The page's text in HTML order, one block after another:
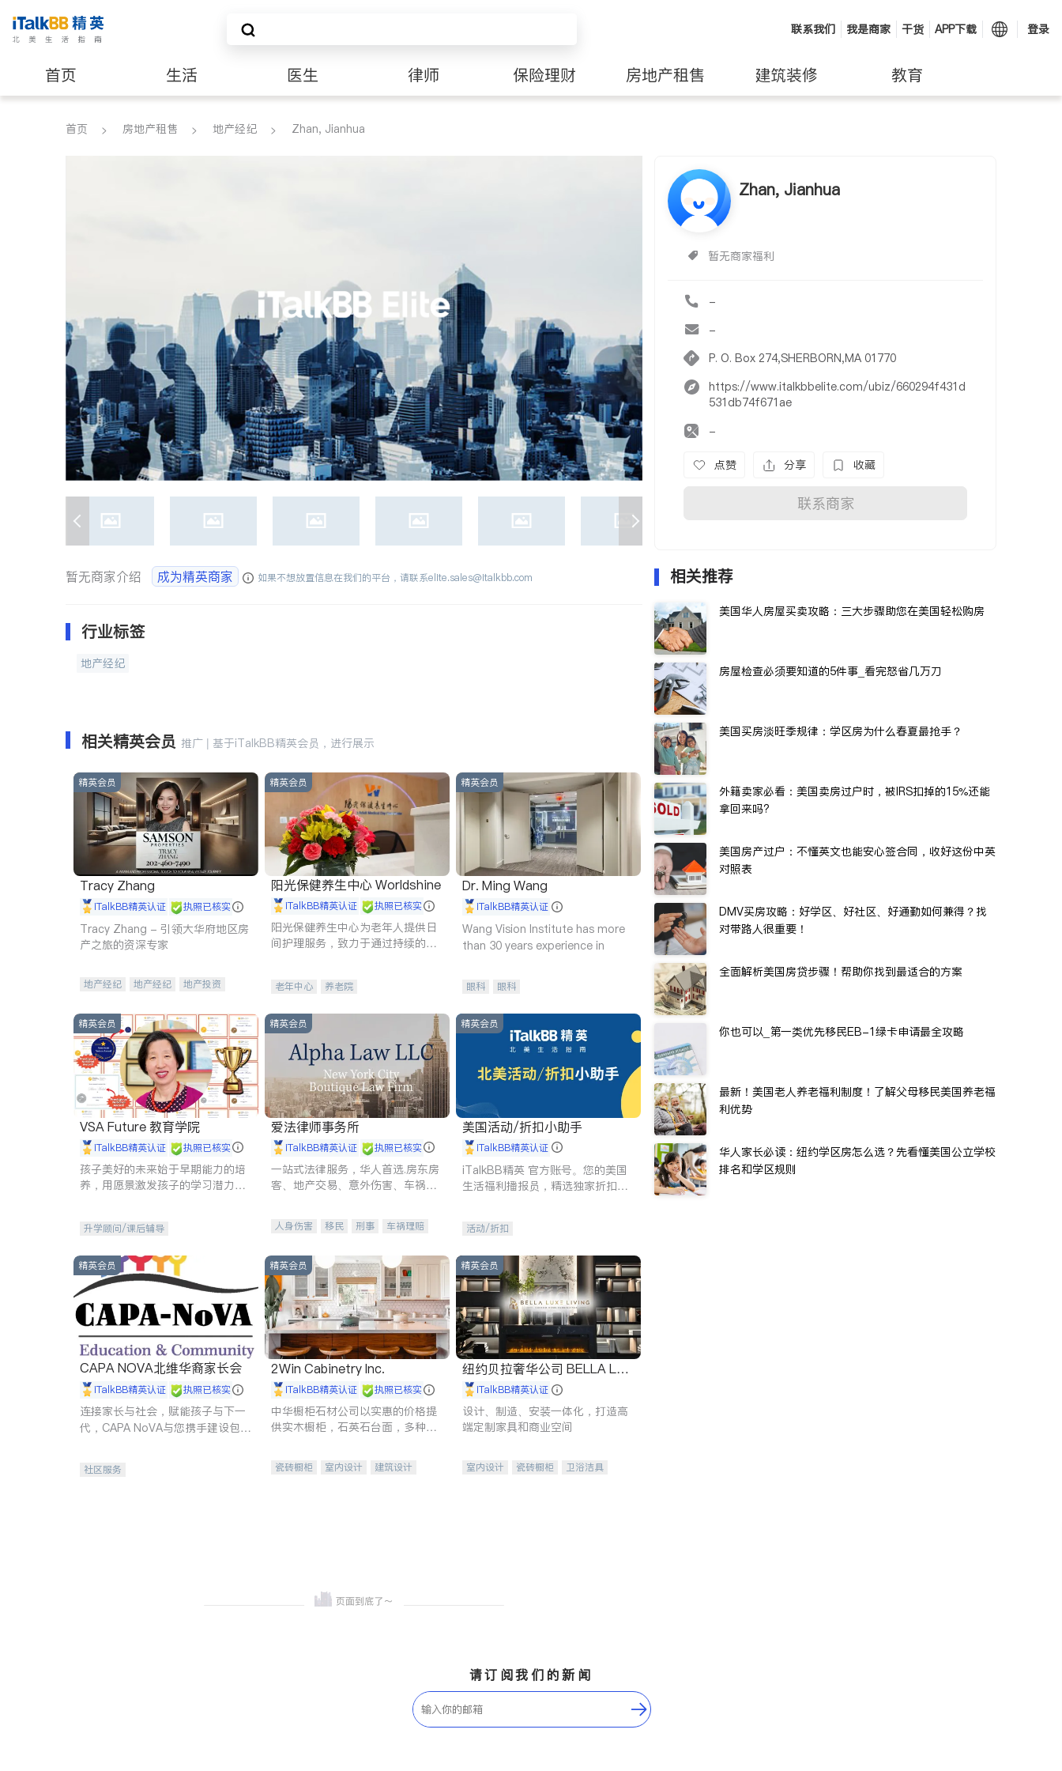
联系我们 我是商家 干货 APP下载 登录
首页 生活 医生 律师 保险理财 房地产租售 建筑装修 教育
养老 非盈利组织
首页 房地产租售 地产经纪 Zhan, Jianhua
Zhan, Jianhua
暂无商家福利
-
-
P. O. Box 274,SHERBORN,MA 01770
https://www.italkbbelite.com/ubiz/660294f431d
531db74f671ae
-
点赞 分享 收藏
联系商家
暂无商家介绍 成为精英商家 如果不想放置信息在我们的平台，请联系elite.sales@italkbb.com
行业标签
地产经纪
相关精英会员 推广 | 基于iTalkBB精英会员，进行展示
精英会员
Tracy Zhang
iTalkBB精英认证 执照已核实
Tracy Zhang - 引领大华府地区房
产之旅的资深专家
地产经纪 地产经纪
地产投资
精英会员
阳光保健养生中心 Worldshine
iTalkBB精英认证 执照已核实
阳光保健养生中心为老年人提供日
间护理服务，致力于通过持续的护
老年中心 养老院
精英会员
Dr. Ming Wang
iTalkBB精英认证
Wang Vision Institute has more
than 30 years experience in
眼科 眼科
精英会员
VSA Future 教育学院
iTalkBB精英认证 执照已核实
孩子美好的未来始于早期能力的培
养，用愿景激发孩子的学习潜力和
升学顾问/课后辅导
精英会员
爱法律师事务所
iTalkBB精英认证 执照已核实
一站式法律服务，华人首选.房东房
客、地产交易、意外伤害、车祸重
人身伤害 移民 刑事
车祸理赔
商标注册
索赔 律师-其它 保释
精英会员
美国活动/折扣小助手
iTalkBB精英认证
iTalkBB精英 官方账号。您的美国
生活福利播报员，精选独家折扣、
活动/折扣
精英会员
CAPA NOVA北维华裔家长会
iTalkBB精英认证 执照已核实
连接家长与社会，赋能孩子与下一
代，CAPA NoVA与您携手建设包
社区服务
精英会员
2Win Cabinetry Inc.
iTalkBB精英认证 执照已核实
中华橱柜石材公司以实惠的价格提
供实木橱柜，石英石台面，多种优
机。品质厨房，家的选择。
瓷砖橱柜 室内设计
建筑设计
精英会员
纽约贝拉奢华公司 BELLA LUX
E iTalkBB精英认证
设计、制造、安装一体化，打造高
端定制家具和商业空间
室内设计 瓷砖橱柜
卫浴洁具
相关推荐
美国华人房屋买卖攻略：三大步骤助您在美国轻松购房
房屋检查必须要知道的5件事_看完怒省几万刀
美国买房淡旺季规律：学区房为什么春夏最抢手？
外籍卖家必看：美国卖房过户时，被IRS扣掉的15%还能
拿回来吗?
美国房产过户：不懂英文也能安心签合同，收好这份中英
对照表
DMV买房攻略：好学区、好社区、好通勤如何兼得？找
对带路人很重要！
全面解析美国房贷步骤！帮助你找到最适合的方案
你也可以_第一类优先移民EB-1绿卡申请最全攻略
最新！美国老人养老福利制度！了解父母移民美国养老福
利优势
华人家长必读：纽约学区房怎么选？先看懂美国公立学校
排名和学区规则
请订阅我们的新闻